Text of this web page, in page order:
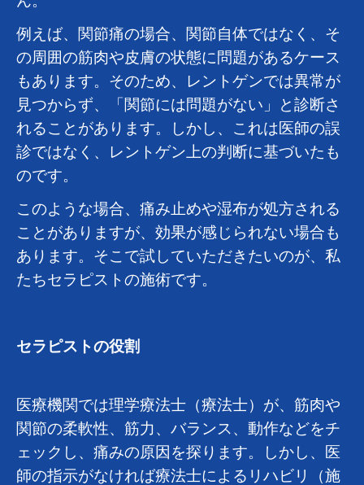
例えば、関節痛の場合、関節自体ではなく、そ
の周囲の筋肉や皮膚の状態に問題があるケース
もあります。そのため、レントゲンでは異常が
見つからず、「関節には問題がない」と診断さ
れることがあります。しかし、これは医師の誤
診ではなく、レントゲン上の判断に基づいたも
のです。
このような場合、痛み止めや湿布が処方される
ことがありますが、効果が感じられない場合も
あります。そこで試していただきたいのが、私
たちセラピストの施術です。
セラピストの役割
医療機関では理学療法士（療法士）が、筋肉や
関節の柔軟性、筋力、バランス、動作などをチ
ェックし、痛みの原因を探ります。しかし、医
師の指示がなければ療法士によるリハビリ（施